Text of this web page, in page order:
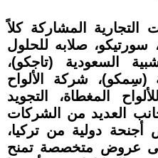
التجارية المشاركة كلاً
صلابه للحلول
السعودية (تاجكو)،
(سِمكو)، شركة الألواح
المغطاة، التجويد
العديد من الشركات
دولية من تركيا،
إلى عروض متخصصة تمنح